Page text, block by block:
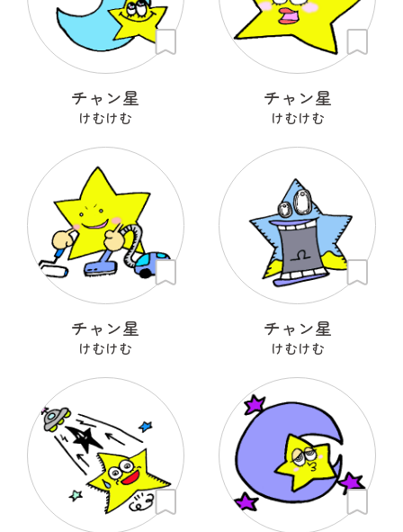
チャン星
けむけむ
チャン星
けむけむ
チャン星
けむけむ
チャン星
けむけむ